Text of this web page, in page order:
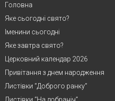
Головна
Яке сьогодні свято?
Іменини сьогодні
Яке завтра свято?
Церковний календар 2026
Привітання з днем народження
Листівки “Доброго ранку”
Листівки “На добраніч”